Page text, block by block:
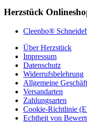
Herzstück
Cleenbo®
Über Herzstück
Impressum
Datenschutz
Widerrufsbelehrung
Allgemeine
Versandarten
Zahlungsarten
Cookie-Richtlinie
Echtheit von